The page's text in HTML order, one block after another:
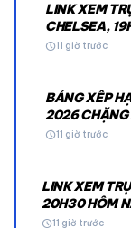
LINK XEM
CHELSEA,
schedule11 giờ trước
BẢNG XẾP
2026 CHẶNG
schedule11 giờ trước
LINK XEM
20H30 HÔM
schedule11 giờ trước